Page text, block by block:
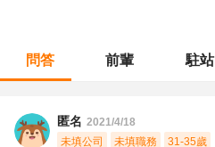
問答 前輩 駐站
匿名 2021/4/18
未填公司
未填職務 31-35歲